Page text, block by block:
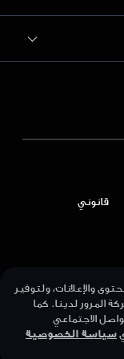
قانوني
والإعلانات، ولتوفير
المرور لدينا. كما
الاجتماعي
سياسة الخصوصية